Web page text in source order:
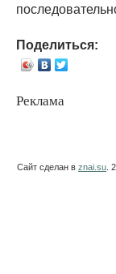
Поделиться:
Реклама
Сайт сделан в znai.su .